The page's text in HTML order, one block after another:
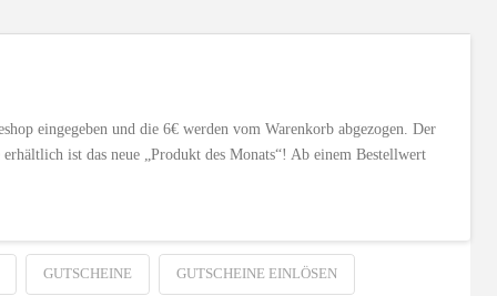
eingegeben und die 6€ werden vom Warenkorb abgezogen. Der
ist das neue „Produkt des Monats“! Ab einem Bestellwert
GUTSCHEINE GUTSCHEINE EINLÖSEN